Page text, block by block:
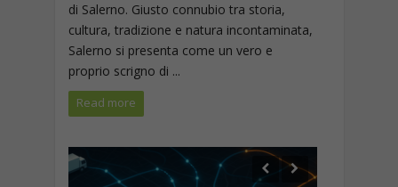
di Salerno. Giusto connubio tra storia,
cultura, tradizione e natura incontaminata,
Salerno si presenta come un vero e
proprio scrigno di ...
Read more